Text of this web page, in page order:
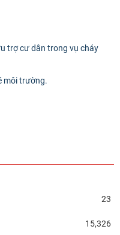
trợ cư dân trong vụ cháy
môi trường.
23
15,326